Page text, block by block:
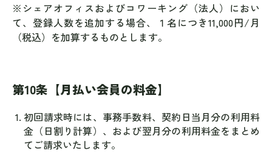
※シェアオフィスおよびコワーキング（法人）におい
て、登録人数を追加する場合、１名につき11,000円/月
（税込）を加算するものとします。
第10条【月払い会員の料金】
初回請求時には、事務手数料、契約日当月分の利用料
金（日割り計算）、および翌月分の利用料金をまとめ
てご請求いたします。